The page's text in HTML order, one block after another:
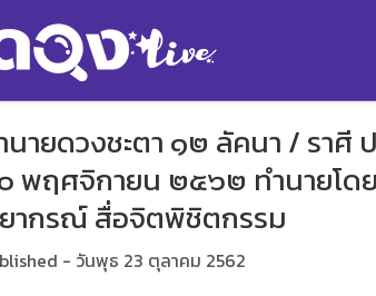
นายดวงชะตา ๑๒ ลัคนา / รา
พฤศจิกายน ๒๕๖๒ ทำนายโดย
ากรณ์ สื่อจิตพิชิตกรรม
- วันพุธ 23 ตุลาคม 2562